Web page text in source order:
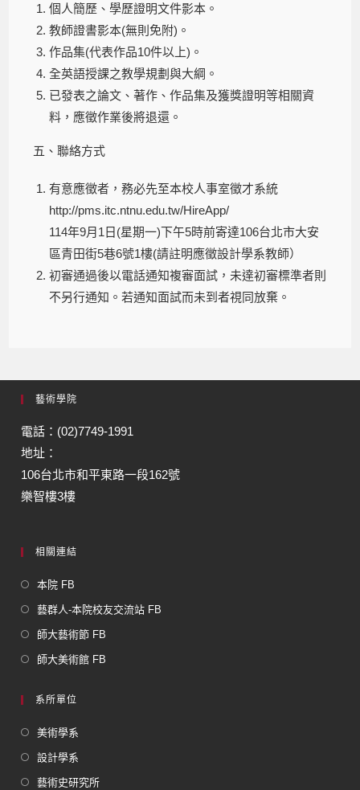
個人簡歷、學歷證明文件影本。
教師證書影本(無則免附)。
作品集(代表作品10件以上)。
全英語授課之教學規劃與大綱。
已發表之論文、著作、作品集及獲獎證明等相關資
料，應徵作業後將退還。
五、聯絡方式
有意應徵者，務必先至本校人事室徵才系統
http://pms.itc.ntnu.edu.tw/HireApp/
114年9月1日(星期一)下午5時前寄達106台北市大安
區青田街5巷6號1樓(請註明應徵設計學系教師）
初審通過後以電話通知複審面試，未達初審標準者則
不另行通知。若通知面試而未到者視同放棄。
藝術學院
電話：(02)7749-1991
地址：
106台北市和平東路一段162號
樂智樓3樓
相關連結
本院 FB
藝群人-本院校友交流站 FB
師大藝術節 FB
師大美術館 FB
系所單位
美術學系
設計學系
藝術史研究所